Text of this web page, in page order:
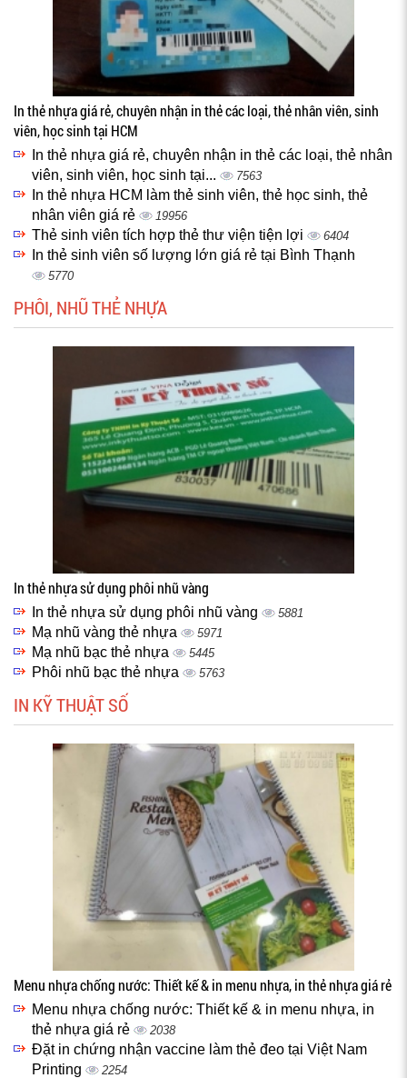
In thẻ nhựa giá rẻ, chuyên nhận in thẻ các loại, thẻ nhân viên, sinh
viên, học sinh tại HCM
In thẻ nhựa giá rẻ, chuyên nhận in thẻ các loại, thẻ nhân
viên, sinh viên, học sinh tại...
7563
In thẻ nhựa HCM làm thẻ sinh viên, thẻ học sinh, thẻ
nhân viên giá rẻ
19956
Thẻ sinh viên tích hợp thẻ thư viện tiện lợi 6404
In thẻ sinh viên số lượng lớn giá rẻ tại Bình Thạnh
5770
PHÔI, NHŨ THẺ NHỰA
In thẻ nhựa sử dụng phôi nhũ vàng
In thẻ nhựa sử dụng phôi nhũ vàng 5881
Mạ nhũ vàng thẻ nhựa 5971
Mạ nhũ bạc thẻ nhựa 5445
Phôi nhũ bạc thẻ nhựa 5763
IN KỸ THUẬT SỐ
Menu nhựa chống nước: Thiết kế & in menu nhựa, in thẻ nhựa giá rẻ
Menu nhựa chống nước: Thiết kế & in menu nhựa, in
thẻ nhựa giá rẻ
2038
Đặt in chứng nhận vaccine làm thẻ đeo tại Việt Nam
Printing
2254